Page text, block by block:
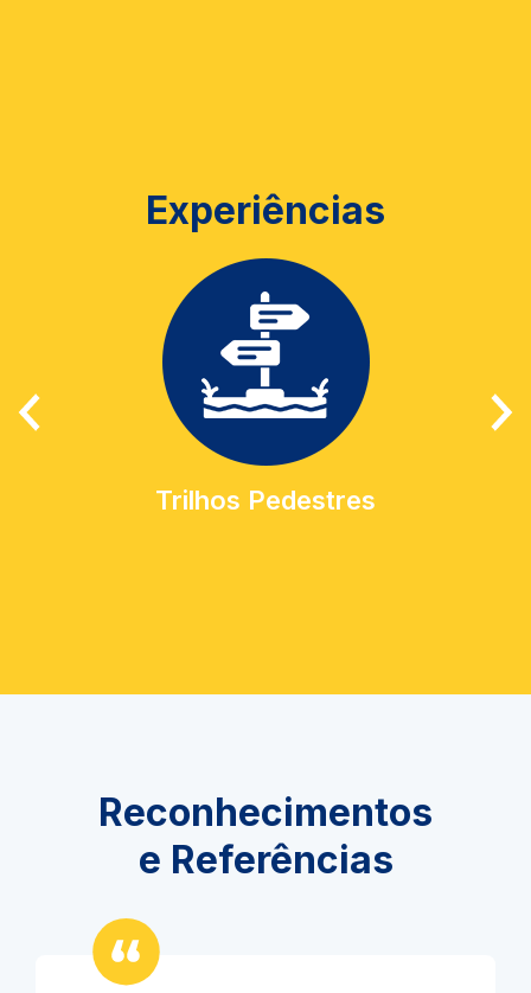
Experiências
Trilhos Pedestres
Reconhecimentos
e Referências